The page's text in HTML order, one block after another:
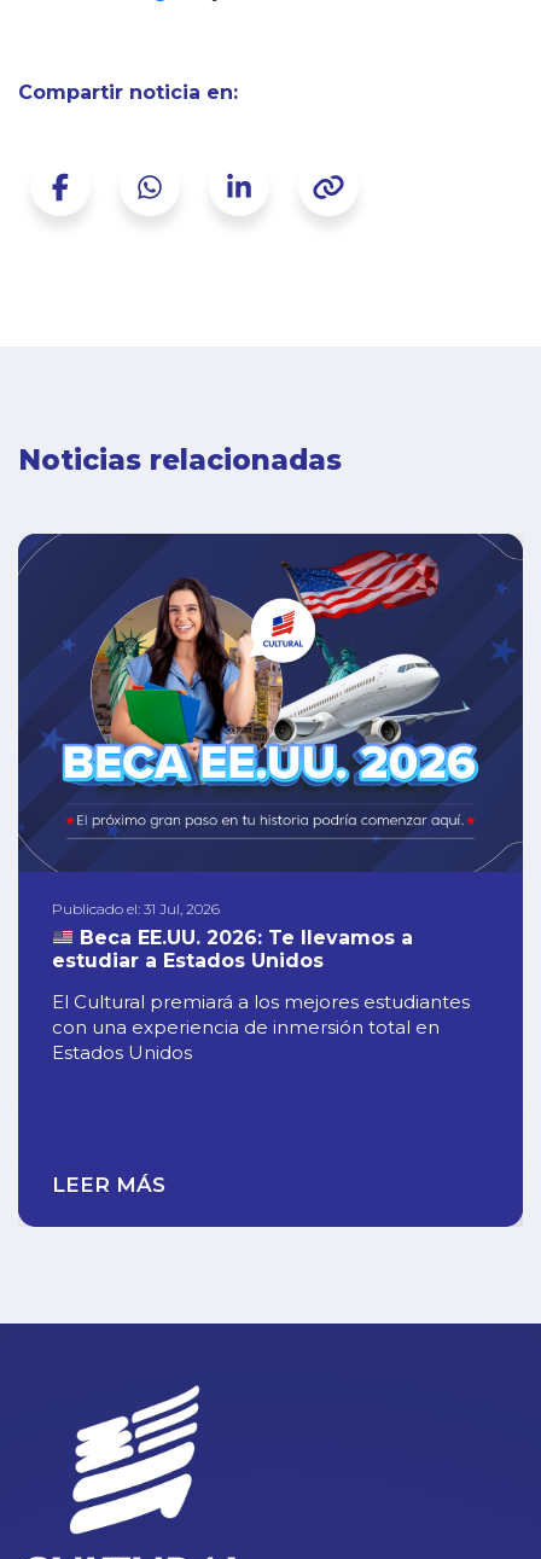
Compartir noticia en:
Noticias relacionadas
Publicado el: 31 Jul, 2026
Beca EE.UU. 2026: Te llevamos a
estudiar a Estados Unidos
El Cultural premiará a los mejores estudiantes
con una experiencia de inmersión total en
Estados Unidos
LEER MÁS